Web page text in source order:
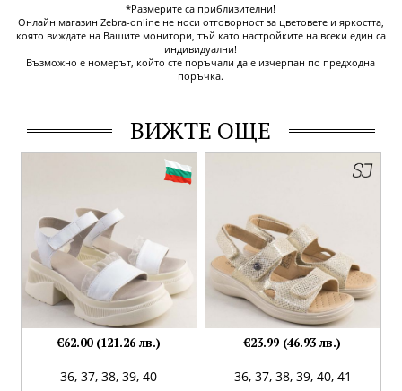
*Размерите са приблизителни!
Онлайн магазин Zebra-online не носи отговорност за цветовете и яркостта,
която виждате на Вашите монитори, тъй като настройките на всеки един са
индивидуални!
Възможно е номерът, който сте поръчали да е изчерпан по предходна
поръчка.
ВИЖТЕ ОЩЕ
36,37,38,39,40
€62.00 (121.26 лв.)
36, 37, 38, 39, 40, 41
€23.99 (46.93 лв.)